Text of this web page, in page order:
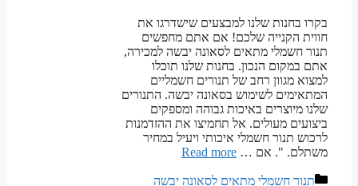
בקרו בחנות שלנו למבצעים שישדרגו את
חווית הקנייה שלכם! אם אתם מחפשים
תנור חשמלי מתאים לסאונה יבשה למכירה,
אתם במקום הנכון. בחנות שלנו תוכלו
למצוא מגוון רחב של תנורים חשמליים
המתאימים לשימוש בסאונה יבשה. התנורים
שלנו מיוצרים באיכות גבוהה ומספקים
ביצועים מעולים. אל תחמיצו את ההזדמנות
לרכוש תנור חשמלי איכותי ויעיל במחיר
משתלם. ". אם … Read more
קטגוריות
תנור חשמלי מתאים לסאונה יבשה